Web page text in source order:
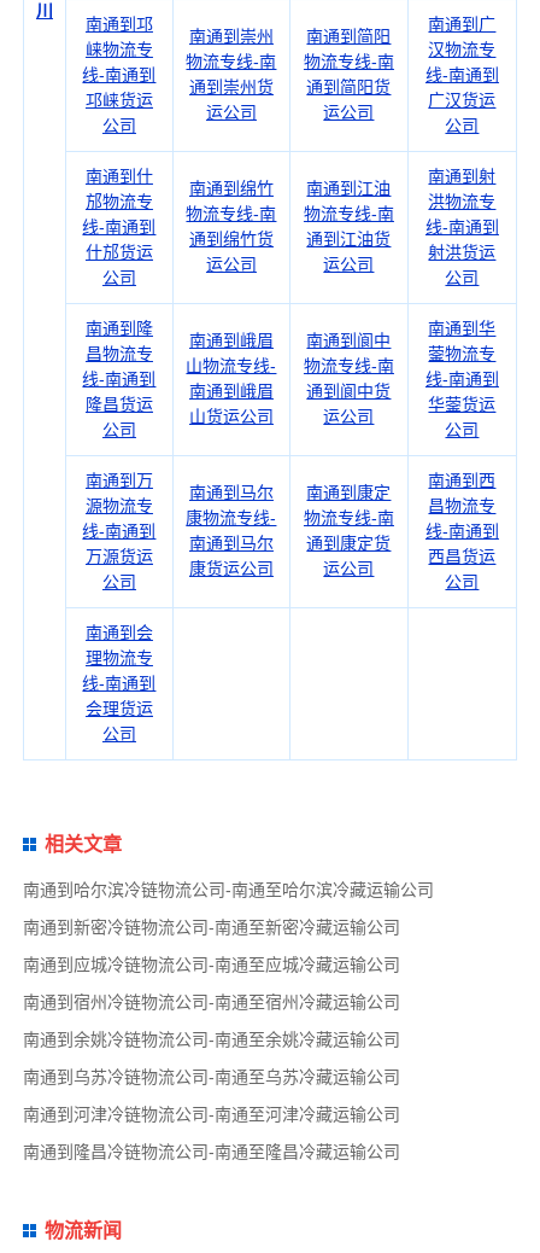
川
南通到邛
崃物流专
线-南通到
邛崃货运
公司
南通到崇州
物流专线-南
通到崇州货
运公司
南通到简阳
物流专线-南
通到简阳货
运公司
南通到广
汉物流专
线-南通到
广汉货运
公司
南通到什
邡物流专
线-南通到
什邡货运
公司
南通到绵竹
物流专线-南
通到绵竹货
运公司
南通到江油
物流专线-南
通到江油货
运公司
南通到射
洪物流专
线-南通到
射洪货运
公司
南通到隆
昌物流专
线-南通到
隆昌货运
公司
南通到峨眉
山物流专线-
南通到峨眉
山货运公司
南通到阆中
物流专线-南
通到阆中货
运公司
南通到华
蓥物流专
线-南通到
华蓥货运
公司
南通到万
源物流专
线-南通到
万源货运
公司
南通到马尔
康物流专线-
南通到马尔
康货运公司
南通到康定
物流专线-南
通到康定货
运公司
南通到西
昌物流专
线-南通到
西昌货运
公司
南通到会
理物流专
线-南通到
会理货运
公司
相关文章
南通到哈尔滨冷链物流公司-南通至哈尔滨冷藏运输公司
南通到新密冷链物流公司-南通至新密冷藏运输公司
南通到应城冷链物流公司-南通至应城冷藏运输公司
南通到宿州冷链物流公司-南通至宿州冷藏运输公司
南通到余姚冷链物流公司-南通至余姚冷藏运输公司
南通到乌苏冷链物流公司-南通至乌苏冷藏运输公司
南通到河津冷链物流公司-南通至河津冷藏运输公司
南通到隆昌冷链物流公司-南通至隆昌冷藏运输公司
物流新闻